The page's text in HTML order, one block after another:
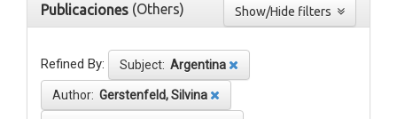
Publicaciones (Others)
Refined By: Subject: Argentina
Author: Gerstenfeld, Silvina